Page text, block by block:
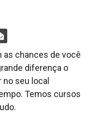
as chances de você
diferença o
no seu local
Temos cursos